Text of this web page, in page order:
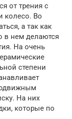
от трения с
колесо. Во
а так как
в нем делаются
На очень
степени
На них
которые по